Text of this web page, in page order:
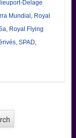
Delage
Mundial Royal
Royal Flying
, SPAD